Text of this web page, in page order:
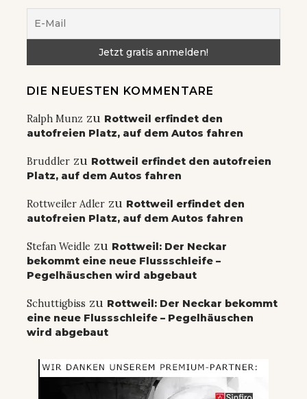
DIE NEUESTEN KOMMENTARE
Ralph Munz zu Rottweil erfindet den
autofreien Platz, auf dem Autos fahren
Bruddler zu Rottweil erfindet den autofreien
Platz, auf dem Autos fahren
Rottweiler Adler zu Rottweil erfindet den
autofreien Platz, auf dem Autos fahren
Stefan Weidle zu Rottweil: Der Neckar
bekommt eine neue Flussschleife –
Pegelhäuschen wird abgebaut
Schuttigbiss zu Rottweil: Der Neckar bekommt
eine neue Flussschleife – Pegelhäuschen
wird abgebaut